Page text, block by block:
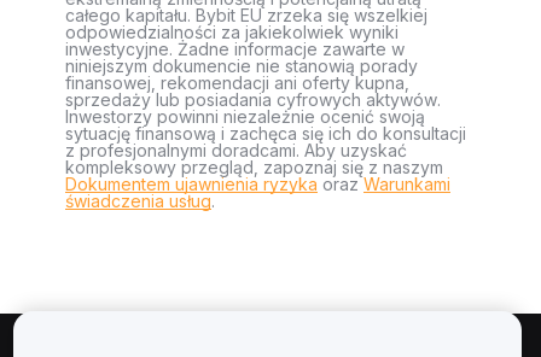
całego kapitału. Bybit EU zrzeka się wszelkiej
odpowiedzialności za jakiekolwiek wyniki
inwestycyjne. Żadne informacje zawarte w
niniejszym dokumencie nie stanowią porady
finansowej, rekomendacji ani oferty kupna,
sprzedaży lub posiadania cyfrowych aktywów.
Inwestorzy powinni niezależnie ocenić swoją
sytuację finansową i zachęca się ich do konsultacji
z profesjonalnymi doradcami. Aby uzyskać
kompleksowy przegląd, zapoznaj się z naszym
Dokumentem ujawnienia ryzyka orazWarunkami
świadczenia usług.